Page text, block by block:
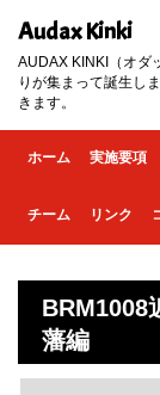
Audax Kinki
AUDAX KINKI（オダ
りが集まって誕生し
きます。
ホーム 実施要項
チーム リンク
藩編